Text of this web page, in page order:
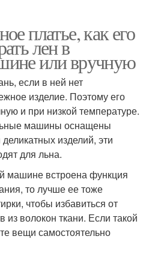
платье, как его
лен в
или вручную
если в ней нет
изделие. Поэтому его
и при низкой температуре.
машины оснащены
изделий, эти
для льна.
машине встроена функция
то лучше ее тоже
чтобы избавиться от
из волокон ткани. Если такой
вещи самостоятельно